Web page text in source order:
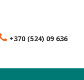
+370 (524) 09 636